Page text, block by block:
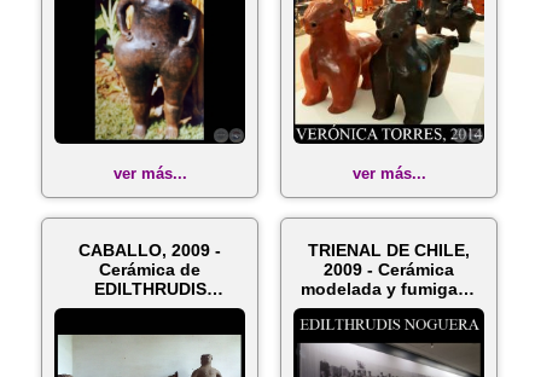
ver más... ver más...
CABALLO, 2009 -
Cerámica de
EDILTHRUDIS
NOGUERA
TRIENAL DE CHILE,
2009 - Cerámica
modelada y fumigada
de EDILTHRU...